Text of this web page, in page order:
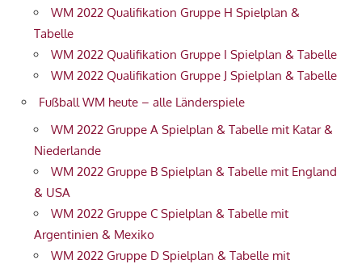
WM 2022 Qualifikation Gruppe H Spielplan &
Tabelle
WM 2022 Qualifikation Gruppe I Spielplan & Tabelle
WM 2022 Qualifikation Gruppe J Spielplan & Tabelle
Fußball WM heute – alle Länderspiele
WM 2022 Gruppe A Spielplan & Tabelle mit Katar &
Niederlande
WM 2022 Gruppe B Spielplan & Tabelle mit England
& USA
WM 2022 Gruppe C Spielplan & Tabelle mit
Argentinien & Mexiko
WM 2022 Gruppe D Spielplan & Tabelle mit